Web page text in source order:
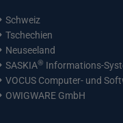
Schweiz
Tschechien
Neuseeland
SASKIA® Informations-
VOCUS Computer- und
OWIGWARE GmbH